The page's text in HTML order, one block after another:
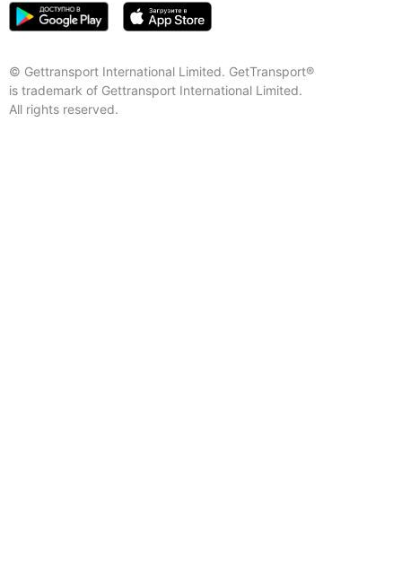
© Gettransport International Limited. GetTransport®
is trademark of Gettransport International Limited.
All rights reserved.